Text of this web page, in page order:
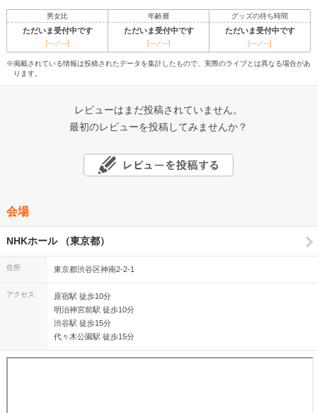
男女比 年齢層 グッズの待ち時間
ただいま受付中です ただいま受付中です ただいま受付中です
[---／---] [---／---] [---／---]
※掲載されている情報は投稿されたデータを集計したもので、実際のライブとは異なる場合があ
ります。
レビューはまだ投稿されていません。
最初のレビューを投稿してみませんか？
会場
NHKホール （東京都）
住所 東京都渋谷区神南2-2-1
アクセス
原宿駅 徒歩10分
明治神宮前駅 徒歩10分
渋谷駅 徒歩15分
代々木公園駅 徒歩15分